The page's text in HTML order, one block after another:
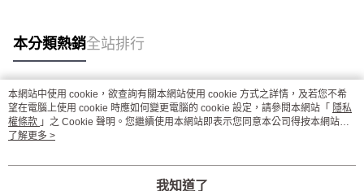
本分類熱銷全站排行
熱門標籤
本網站中使用 cookie，欲查詢有關本網站使用 cookie 方式之詳情，及若您不希
望在電腦上使用 cookie 時應如何變更電腦的 cookie 設定，請參閱本網站「 隱私
權條款 」之 Cookie 聲明。您繼續使用本網站即表示您同意本公司得按本網站使
用條款之 Cookie 聲明使用 cookie。
了解更多 >
我知道了